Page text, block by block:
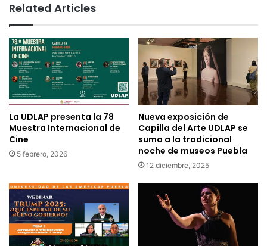
Related Articles
La UDLAP presenta la 78
Muestra Internacional de
Cine
5 febrero, 2026
Nueva exposición de
Capilla del Arte UDLAP se
suma a la tradicional
noche de museos Puebla
12 diciembre, 2025